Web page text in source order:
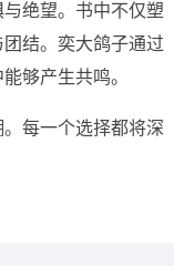
绝望。书中不仅塑
结。奕大鸽子通过
够产生共鸣。
每一个选择都将深